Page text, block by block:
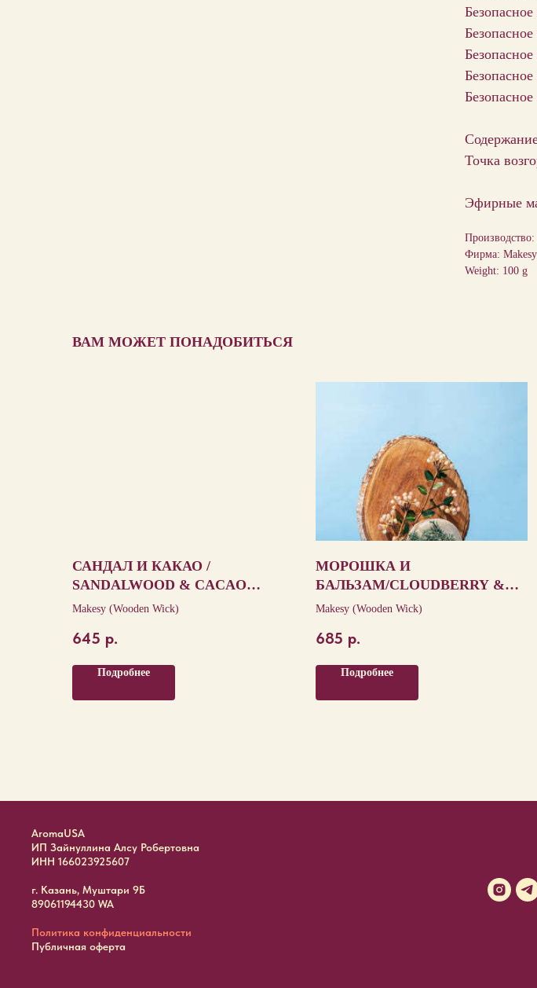
Точка
Эфирные
Фирма: Makesy
Weight: 100 g
ВАМ МОЖЕТ ПОНАДОБИТЬСЯ
САНДАЛ И КАКАО /
SANDALWOOD & CACAO
BLANC
Makesy (Wooden Wick)
645 р.
Подробнее
МОРОШКА И
БАЛЬЗАМ/CLOUDBERRY &
BALSAM
Makesy (Wooden Wick)
685 р.
Подробнее
AromaUSA
ИП Зайнуллина Алсу Робертовна
ИНН 166023925607
г. Казань, Муштари 9Б
89061194430 WA
Политика конфиденциальности
Публичная оферта